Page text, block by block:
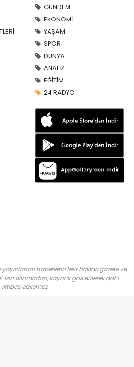
GÜNDEM
EKONOMİ
YAŞAM
SPOR
DÜNYA
ANALİZ
EĞİTİM
24 RADYO
haberlerin telif hakları gazete ve
İzin alınmadan, kaynak gösterilerek dahi
iktibas edilemez.